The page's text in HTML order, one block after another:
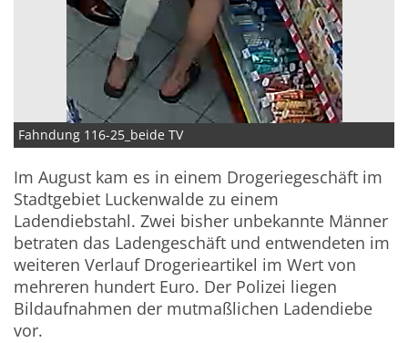
Fahndung 116-25_beide TV
Im August kam es in einem Drogeriegeschäft im
Stadtgebiet Luckenwalde zu einem
Ladendiebstahl. Zwei bisher unbekannte Männer
betraten das Ladengeschäft und entwendeten im
weiteren Verlauf Drogerieartikel im Wert von
mehreren hundert Euro. Der Polizei liegen
Bildaufnahmen der mutmaßlichen Ladendiebe
vor.